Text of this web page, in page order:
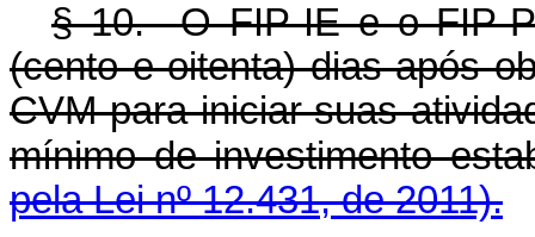
§ 10. O FIP-IE e o FIP-
(cento e oitenta) dias após
CVM para iniciar suas
mínimo de investimento
pela Lei nº 12.431, de 2011).